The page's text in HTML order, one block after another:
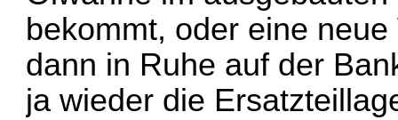
bekommt, oder eine
dann in Ruhe auf der
ja wieder die